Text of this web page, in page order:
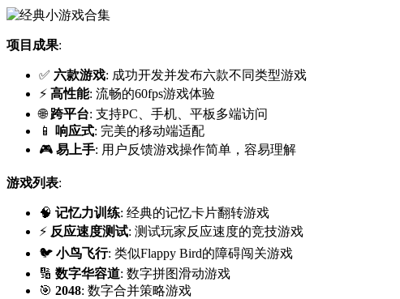
项目成果:
✅ 六款游戏: 成功开发并发布六款不同类型游戏
⚡ 高性能: 流畅的60fps游戏体验
🌐跨平台: 支持PC、手机、平板多端访问
📱
响应式: 完美的移动端适配
🎮 易上手: 用户反馈游戏操作简单，容易理解
游戏列表:
🧠 记忆力训练: 经典的记忆卡片翻转游戏
⚡ 反应速度测试: 测试玩家反应速度的竞技游戏
🐦 小鸟飞行: 类似Flappy Bird的障碍闯关游戏
🔢 数字华容道: 数字拼图滑动游戏
🎯 2048: 数字合并策略游戏